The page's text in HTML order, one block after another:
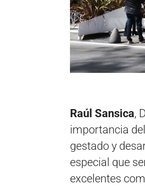
Raúl Sansica,
importancia
gestado y
especial que
excelentes